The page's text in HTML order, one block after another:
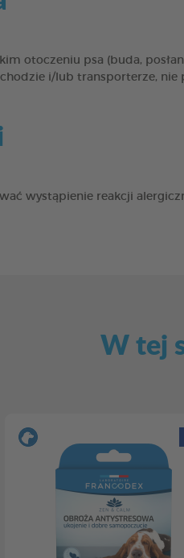
otoczeniu psa (buda,
i/lub transporterze,
wystąpienie reakcji
W tej